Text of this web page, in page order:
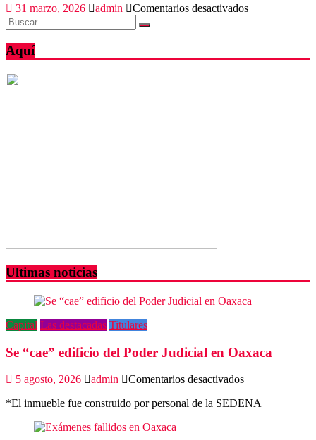
31 marzo, 2026 admin Comentarios desactivadosen
municipio
Aquí
Ultimas noticias
Capital Las destacadas Titulares
Se “cae” edificio del Poder Judicial en Oaxaca
5 agosto, 2026 admin Comentarios desactivadosen
“cae”
*El inmueble fue construido por personal de la SEDENA